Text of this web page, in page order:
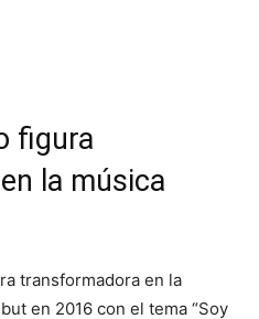
figura
la música
transformadora en la
en 2016 con el tema “Soy